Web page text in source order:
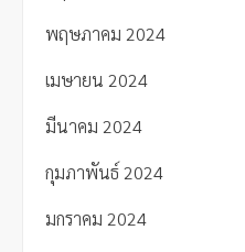
พฤษภาคม 2024
เมษายน 2024
มีนาคม 2024
กุมภาพันธ์ 2024
มกราคม 2024